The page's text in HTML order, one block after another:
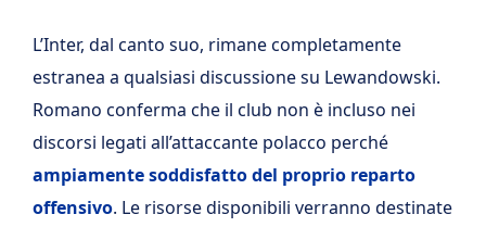
L’Inter, dal canto suo, rimane completamente
estranea a qualsiasi discussione su Lewandowski.
Romano conferma che il club non è incluso nei
discorsi legati all’attaccante polacco perché
ampiamente soddisfatto del proprio reparto
offensivo. Le risorse disponibili verranno destinate